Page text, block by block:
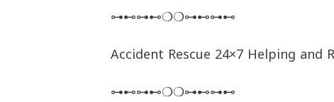
⊶⊷⊶⊷❍❍⊶⊷⊶⊷
Accident Rescue 24×7 Helping and
⊶⊷⊶⊷❍❍⊶⊷⊶⊷